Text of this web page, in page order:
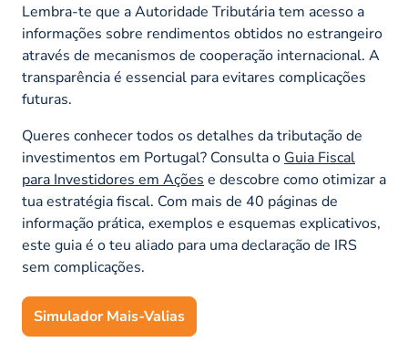
Lembra-te que a Autoridade Tributária tem acesso a
informações sobre rendimentos obtidos no estrangeiro
através de mecanismos de cooperação internacional. A
transparência é essencial para evitares complicações
futuras.
Queres conhecer todos os detalhes da tributação de
investimentos em Portugal? Consulta o Guia Fiscal
para Investidores em Ações e descobre como otimizar a
tua estratégia fiscal. Com mais de 40 páginas de
informação prática, exemplos e esquemas explicativos,
este guia é o teu aliado para uma declaração de IRS
sem complicações.
Simulador Mais-Valias